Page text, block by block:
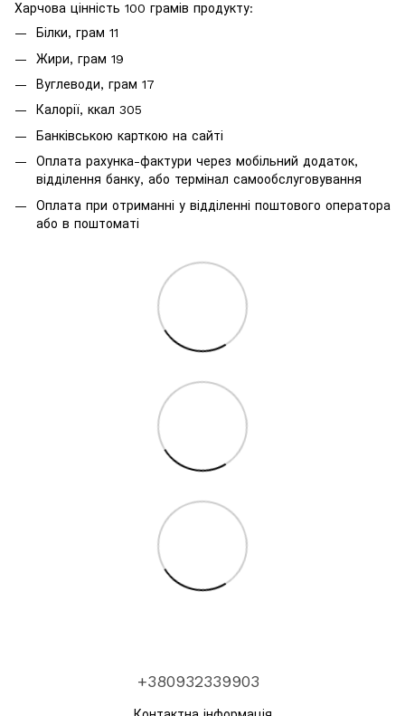
Харчова цінність 100 грамів продукту:
Білки, грам 11
Жири, грам 19
Вуглеводи, грам 17
Калорії, ккал 305
Банківською карткою на сайті
Оплата рахунка-фактури через мобільний додаток,
відділення банку, або термінал самообслуговування
Оплата при отриманні у відділенні поштового оператора
або в поштоматі
+380932339903